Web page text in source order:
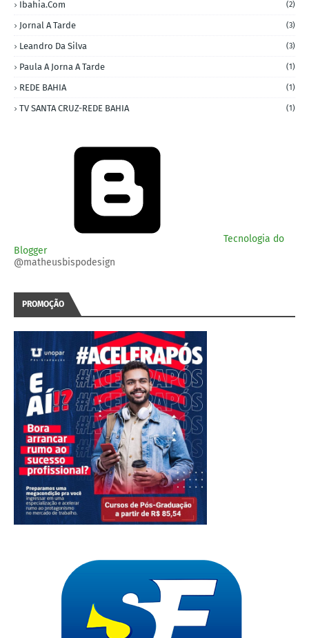
Ibahia.com (2)
Jornal A Tarde (3)
Leandro Da Silva (3)
Paula A Jorna A Tarde (1)
REDE BAHIA (1)
TV SANTA CRUZ-REDE BAHIA (1)
Tecnologia do
Blogger
@matheusbispodesign
PROMOÇÃO